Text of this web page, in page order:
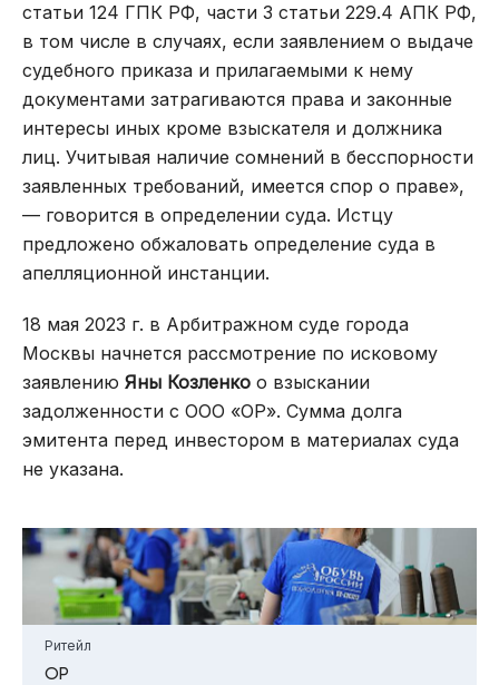
статьи 124 ГПК РФ, части 3 статьи 229.4 АПК РФ,
в том числе в случаях, если заявлением о выдаче
судебного приказа и прилагаемыми к нему
документами затрагиваются права и законные
интересы иных кроме взыскателя и должника
лиц. Учитывая наличие сомнений в бесспорности
заявленных требований, имеется спор о праве»,
— говорится в определении суда. Истцу
предложено обжаловать определение суда в
апелляционной инстанции.
18 мая 2023 г. в Арбитражном суде города
Москвы начнется рассмотрение по исковому
заявлению Яны Козленко о взыскании
задолженности с ООО «ОР». Сумма долга
эмитента перед инвестором в материалах суда
не указана.
Ритейл
ОР